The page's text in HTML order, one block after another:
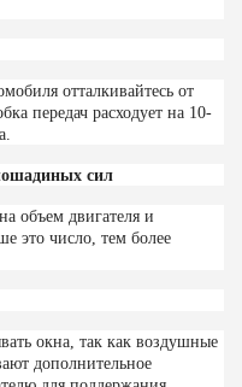
отталкивайтесь от
передач расходует на 10-
сил
объем двигателя и
это число, тем более
окна, так как воздушные
дополнительное